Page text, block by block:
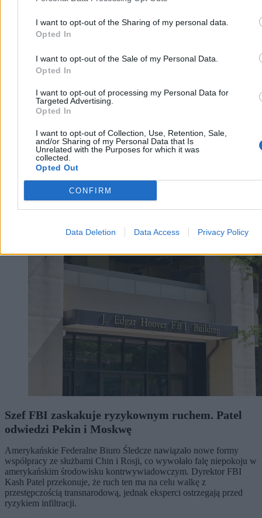
I want to opt-out of the Sharing of my personal data.
Opted In
I want to opt-out of the Sale of my Personal Data.
Opted In
I want to opt-out of processing my Personal Data for
Targeted Advertising.
Opted In
I want to opt-out of Collection, Use, Retention, Sale,
and/or Sharing of my Personal Data that Is
Unrelated with the Purposes for which it was
collected.
Opted Out
CONFIRM
Data Deletion Data Access Privacy Policy
Agnieszka Waś-Turecka
Reklama
Reklama
Szef FBI zaskakuje ryzykownym ruchem. Patel
odwiedzi Pekin i Moskwę
Amerykańskie Federalne Biuro Śledcze nawiązało nowe formy
współpracy ze służbami Chin i Rosji, co wywołało falę niepokoju w
amerykańskim środowisku kontrwywiadowczym. Dyrektor FBI
Kash Patel przekonuje, że ruch ten ma na celu walkę z
przestępczością transnarodową, jednak eksperci ostrzegają przed
ryzykiem infiltracji.